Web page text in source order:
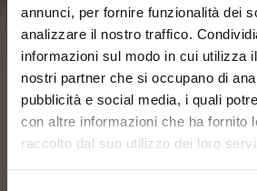
annunci, per fornire funzionalità dei
analizzare il nostro traffico.
informazioni sul modo in cui utilizza
nostri partner che si occupano di
pubblicità e social media, i quali
con altre informazioni che ha fornito
raccolto dal suo utilizzo dei loro